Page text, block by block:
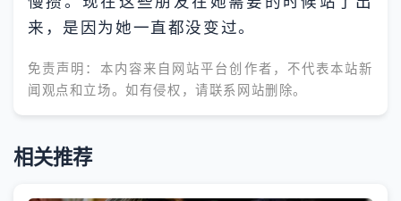
来，是因为她一直都没变过。
免责声明：本内容来自网站平台创作者，不代表本站新
闻观点和立场。如有侵权，请联系网站删除。
相关推荐